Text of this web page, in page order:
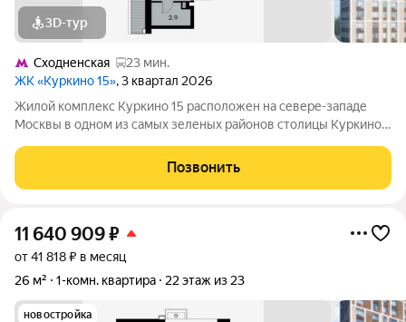
3D-тур
Сходненская
23 мин.
ЖК «Куркино 15», 3 квартал 2026
Жилой комплекс Куркино 15 расположен на севере-западе
Москвы в одном из самых зеленых районов столицы Куркино.
которых открывается вдохновляющий вид на лесопарк и
мегаполис. Комплекс состоит
Позвонить
11 640 909₽
от 41 818 ₽ в месяц
26 м²
1-комн. квартира 22 этаж из 23
новостройка